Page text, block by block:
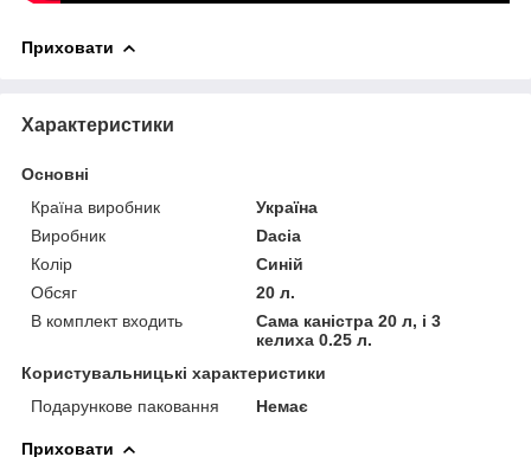
Приховати
Характеристики
Основні
Країна виробник
Україна
Виробник
Dacia
Колір
Синій
Обсяг
20 л.
В комплект входить
Сама каністра 20 л, і 3
келиха 0.25 л.
Користувальницькі характеристики
Подарункове паковання
Немає
Приховати